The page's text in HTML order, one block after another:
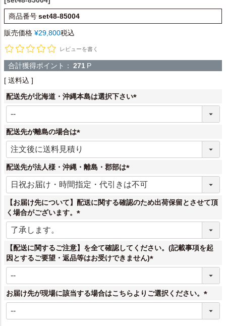
商品番号set48-85004
販売価格 ¥29,800税込
レビューを書く
合計獲得ポイント： 271 P
送料込
配送先が北海道・沖縄本島は選択下さい
(
配送先が離島の場合は
(
必
配送先が法人様・沖縄・離島・郡部は
(
必
須
【お届け先について】配送に関する確認のため出荷保留とさせて頂
く場合がございます。
(
須
)
【配送に関するご注意】を全て確認してください。(記載事項を起
因とするご要望・返品等はお受けできません)
(
須
お届け先が現場に該当する場合はこちらよりご選択ください。
(